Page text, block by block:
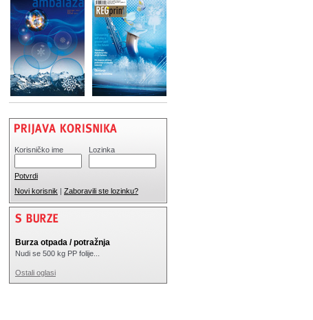
Korisničko ime Lozinka
Potvrdi
Novi korisnik | Zaboravili ste lozinku?
Burza otpada / potražnja
Nudi se 500 kg PP folije...
Ostali oglasi